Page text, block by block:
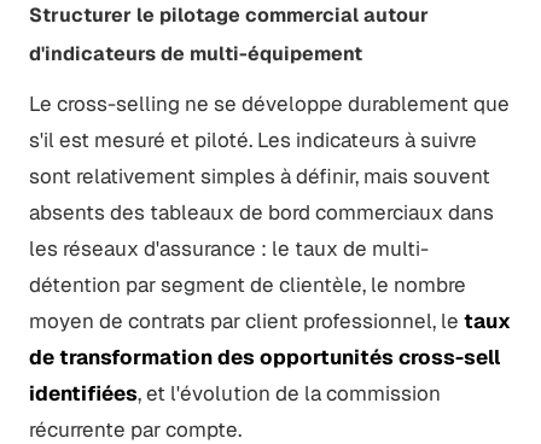
Structurer le pilotage commercial autour
d'indicateurs de multi-équipement
Le cross-selling ne se développe durablement que
s'il est mesuré et piloté. Les indicateurs à suivre
sont relativement simples à définir, mais souvent
absents des tableaux de bord commerciaux dans
les réseaux d'assurance : le taux de multi-
détention par segment de clientèle, le nombre
moyen de contrats par client professionnel, le taux
de transformation des opportunités cross-sell
identifiées, et l'évolution de la commission
récurrente par compte.